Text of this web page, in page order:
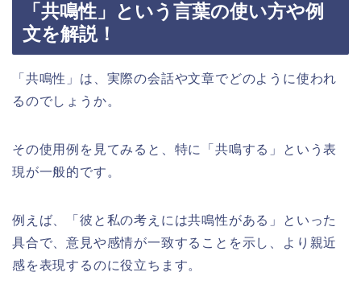
「共鳴性」という言葉の使い方や例
文を解説！
「共鳴性」は、実際の会話や文章でどのように使われ
るのでしょうか。
その使用例を見てみると、特に「共鳴する」という表
現が一般的です。
例えば、「彼と私の考えには共鳴性がある」といった
具合で、意見や感情が一致することを示し、より親近
感を表現するのに役立ちます。